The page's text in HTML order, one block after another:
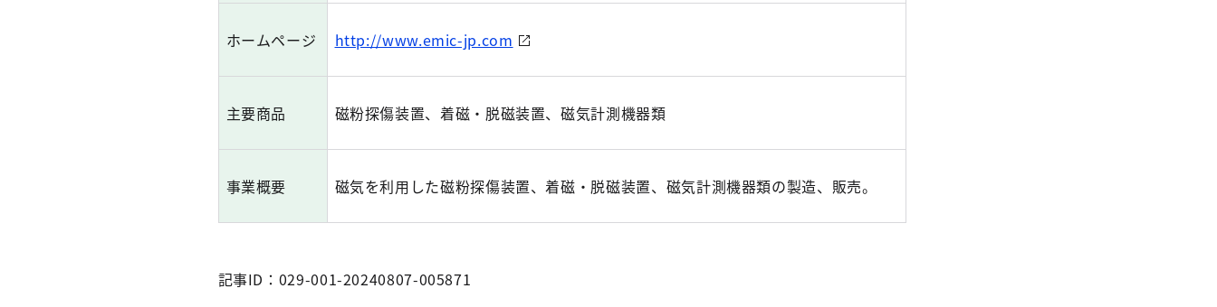
ホームページ http://www.emic-jp.com
主要商品 磁粉探傷装置、着磁・脱磁装置、磁気計測機器類
事業概要 磁気を利用した磁粉探傷装置、着磁・脱磁装置、磁気計測機器類の製造、販売。
記事ID：029-001-20240807-005871